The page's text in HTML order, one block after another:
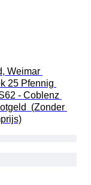
Weimar
25 Pfennig
- Coblenz
(Zonder